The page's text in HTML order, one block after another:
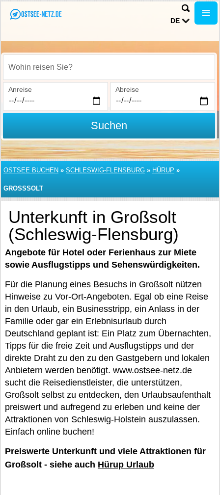
DE
Wohin reisen Sie?
Anreise Abreise
Suchen
OSTSEE BUCHEN » SCHLESWIG-FLENSBURG » HÜRUP »
GROSSSOLT
Unterkunft in Großsolt
(Schleswig-Flensburg)
Angebote für Hotel oder Ferienhaus zur Miete
sowie Ausflugstipps und Sehenswürdigkeiten.
Für die Planung eines Besuchs in Großsolt nützen
Hinweise zu Vor-Ort-Angeboten. Egal ob eine Reise
in den Urlaub, ein Businesstripp, ein Anlass in der
Familie oder gar ein Erlebnisurlaub durch
Deutschland geplant ist: Ein Platz zum Übernachten,
Tipps für die freie Zeit und Ausflugstipps und der
direkte Draht zu den zu den Gastgebern und lokalen
Anbietern werden benötigt. www.ostsee-netz.de
sucht die Reisedienstleister, die unterstützen,
Großsolt selbst zu entdecken, den Urlaubsaufenthalt
preiswert und aufregend zu erleben und keine der
Attraktionen von Schleswig-Holstein auszulassen.
Einfach online buchen!
Preiswerte Unterkunft und viele Attraktionen für
Großsolt - siehe auch Hürup Urlaub